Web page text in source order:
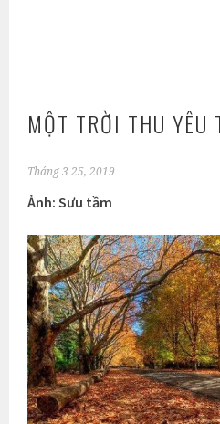
MỘT TRỜI THU YÊU
Tháng 3 25, 2019
Ảnh: Sưu tầm